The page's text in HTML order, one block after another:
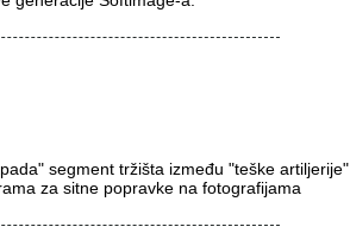
segment tržišta između "teške artiljerije"
za sitne popravke na fotografijama